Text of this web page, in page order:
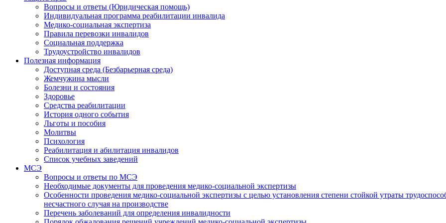
Вопросы и ответы (Юридическая помощь)
Индивидуальная программа реабилитации инвалида
Медико-социальная экспертиза
Правила перевозки инвалидов
Социальная поддержка
Трудоустройство инвалидов
Полезная информация
Доступная среда (Безбарьерная среда)
Жемчужина мысли
Болезни и состояния
Здоровье
Средства реабилитации
История одного события
Льготы и пособия
Молитвы
Психология
Реабилитация и абилитация инвалидов
Список учебных заведений
МСЭ
Вопросы и ответы по МСЭ
Необходимые документы для проведения медико-социальной экспертизы
Особенности проведения медико-социальной экспертизы с целью установления степени стойкой утраты
несчастного случая на производстве
Перечень заболеваний для определения инвалидности